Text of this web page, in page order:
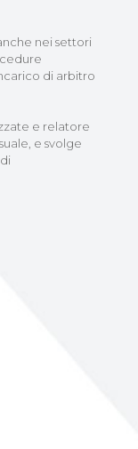
nei settori
di arbitro
e relatore
e svolge